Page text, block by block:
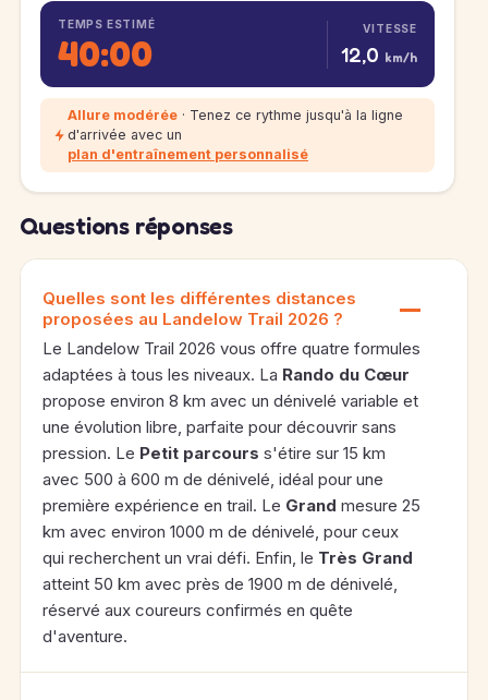
TEMPS ESTIMÉ
40:00
VITESSE
12,0 km/h
Allure modérée · Tenez ce rythme jusqu'à la ligne
d'arrivée avec un
plan d'entraînement personnalisé
Questions réponses
Quelles sont les différentes distances
proposées au Landelow Trail 2026 ?
Le Landelow Trail 2026 vous offre quatre formules
adaptées à tous les niveaux. La Rando du Cœur
propose environ 8 km avec un dénivelé variable et
une évolution libre, parfaite pour découvrir sans
pression. Le Petit parcours s'étire sur 15 km
avec 500 à 600 m de dénivelé, idéal pour une
première expérience en trail. Le Grand mesure 25
km avec environ 1000 m de dénivelé, pour ceux
qui recherchent un vrai défi. Enfin, le Très Grand
atteint 50 km avec près de 1900 m de dénivelé,
réservé aux coureurs confirmés en quête
d'aventure.